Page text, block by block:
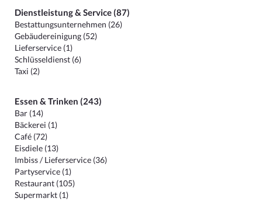
Dienstleistung & Service (87)
Bestattungsunternehmen (26)
Gebäudereinigung (52)
Lieferservice (1)
Schlüsseldienst (6)
Taxi (2)
Essen & Trinken (243)
Bar (14)
Bäckerei (1)
Café (72)
Eisdiele (13)
Imbiss / Lieferservice (36)
Partyservice (1)
Restaurant (105)
Supermarkt (1)